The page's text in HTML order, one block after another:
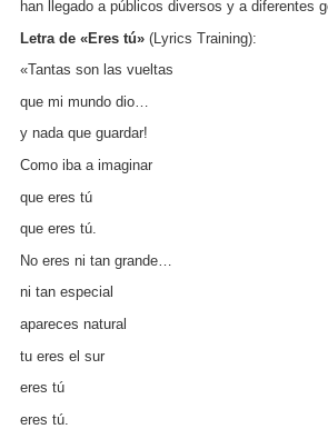
han llegado a públicos diversos y a diferentes
Letra de «Eres tú» (Lyrics Training):
«Tantas son las vueltas
que mi mundo dio…
y nada que guardar!
Como iba a imaginar
que eres tú
que eres tú.
No eres ni tan grande…
ni tan especial
apareces natural
tu eres el sur
eres tú
eres tú.